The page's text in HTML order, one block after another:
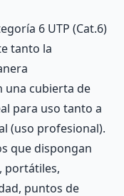
6 UTP (Cat.6)
tanto la
una cubierta de
para uso tanto a
(uso profesional).
que dispongan
portátiles,
puntos de